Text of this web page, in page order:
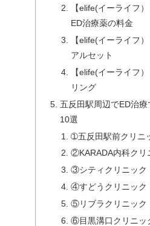
【elife(イーライフ
ED治療薬の料金
【elife(イーライフ
アルセット
【elife(イーライフ
リング
五反田駅周辺でED治
10選
➀五反田駅前クリニ
②KARADA内科クリ
③シティクリニック
④すどうクリニック
⑤リブラクリニック
⑥目黒溝口クリニッ